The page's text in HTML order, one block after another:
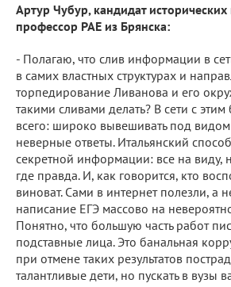
Артур Чубур, кандидат исторических
профессор РАЕ из Брянска:
- Полагаю, что слив информации в
в самих властных структурах и
торпедирование Ливанова и его
такими сливами делать? В сети с
всего: широко вывешивать под
неверные ответы. Итальянский
секретной информации: все на виду,
где правда. И, как говорится, кто
виноват. Сами в интернет полезли, а
написание ЕГЭ массово на
Понятно, что большую часть работ
подставные лица. Это банальная
при отмене таких результатов
талантливые дети, но пускать в вузы